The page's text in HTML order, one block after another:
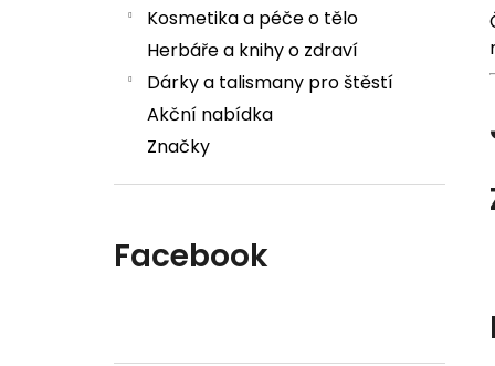
Kosmetika a péče o tělo
Herbáře a knihy o zdraví
Dárky a talismany pro štěstí
Akční nabídka
Značky
Facebook